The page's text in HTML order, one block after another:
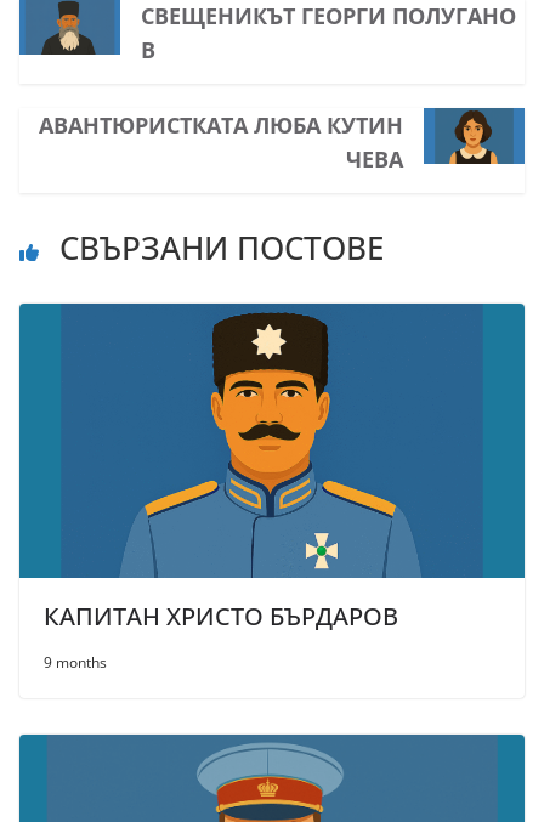
СВЕЩЕНИКЪТ ГЕОРГИ ПОЛУГАНО
В
АВАНТЮРИСТКАТА ЛЮБА КУТИН
ЧЕВА
СВЪРЗАНИ ПОСТОВЕ
КАПИТАН ХРИСТО БЪРДАРОВ
9 months